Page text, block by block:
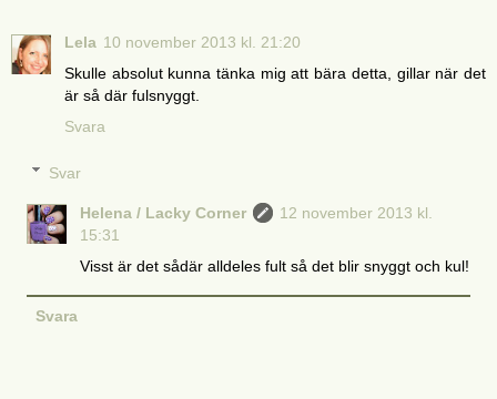
Lela 10 november 2013 kl. 21:20
Skulle absolut kunna tänka mig att bära detta, gillar när det
är så där fulsnyggt.
Svara
Svar
Helena / Lacky Corner
12 november 2013 kl.
15:31
Visst är det sådär alldeles fult så det blir snyggt och kul!
Svara